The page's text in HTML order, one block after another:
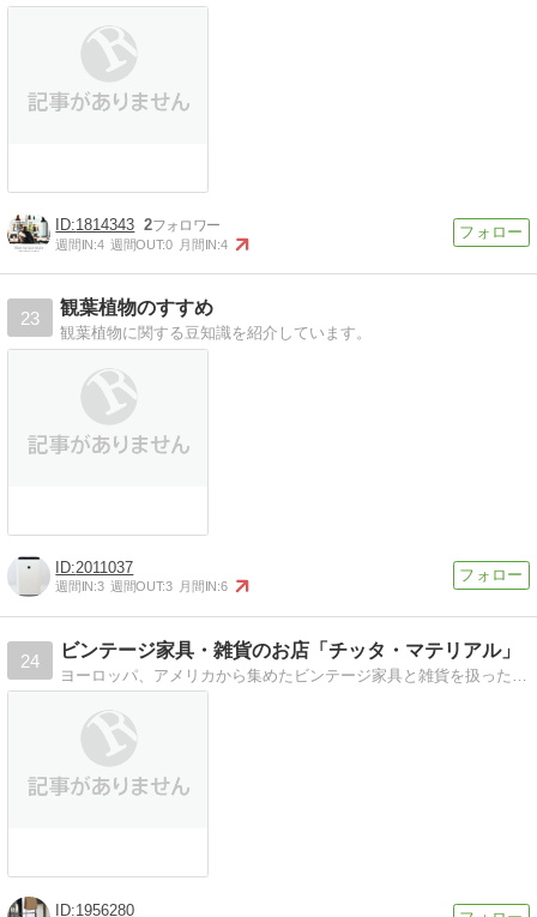
1814343 2
週間IN:4 週間OUT:0 月間IN:4
23
観葉植物のすすめ
観葉植物に関する豆知識を紹介しています。
2011037
週間IN:3 週間OUT:3 月間IN:6
24
ビンテージ家具・雑貨のお店「チッタ・マテリアル」
1956280